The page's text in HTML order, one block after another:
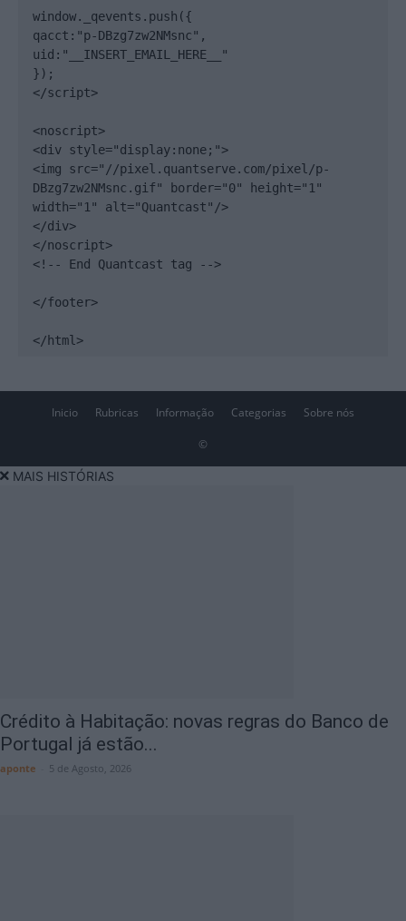
window._qevents.push({
qacct:"p-DBzg7zw2NMsnc",
uid:"__INSERT_EMAIL_HERE__"
});
</script>
<noscript>
<div style="display:none;">
<img src="//pixel.quantserve.com/pixel/p-
DBzg7zw2NMsnc.gif" border="0" height="1"
width="1" alt="Quantcast"/>
</div>
</noscript>
<!-- End Quantcast tag -->
</footer>
</html>
Inicio Rubricas Informação Categorias Sobre nós
©
MAIS HISTÓRIAS
Crédito à Habitação: novas regras do Banco de
Portugal já estão...
aponte 5 de Agosto, 2026